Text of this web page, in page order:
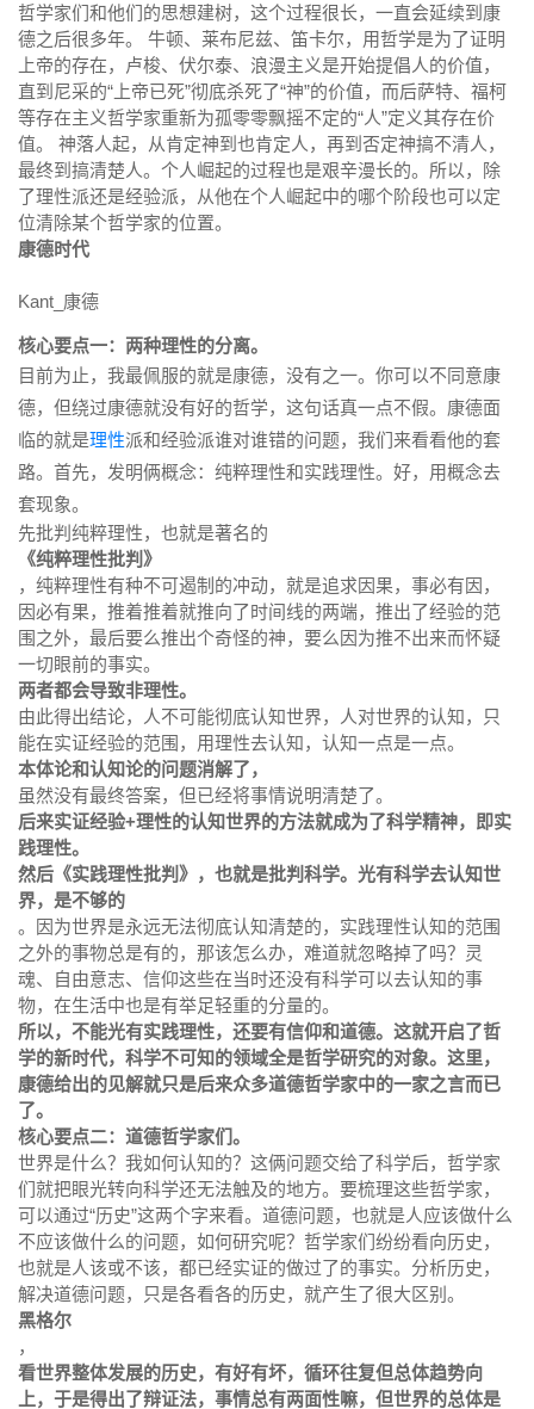
哲学家们和他们的思想建树，这个过程很长，一直会延续到康
德之后很多年。 牛顿、莱布尼兹、笛卡尔，用哲学是为了证明
上帝的存在，卢梭、伏尔泰、浪漫主义是开始提倡人的价值，
直到尼采的“上帝已死”彻底杀死了“神”的价值，而后萨特、福柯
等存在主义哲学家重新为孤零零飘摇不定的“人”定义其存在价
值。 神落人起，从肯定神到也肯定人，再到否定神搞不清人，
最终到搞清楚人。个人崛起的过程也是艰辛漫长的。所以，除
了理性派还是经验派，从他在个人崛起中的哪个阶段也可以定
位清除某个哲学家的位置。
康德时代
Kant_康德
核心要点一：两种理性的分离。
目前为止，我最佩服的就是康德，没有之一。你可以不同意康
德，但绕过康德就没有好的哲学，这句话真一点不假。康德面
临的就是理性派和经验派谁对谁错的问题，我们来看看他的套
路。首先，发明俩概念：纯粹理性和实践理性。好，用概念去
套现象。
先批判纯粹理性，也就是著名的
《纯粹理性批判》
，纯粹理性有种不可遏制的冲动，就是追求因果，事必有因，
因必有果，推着推着就推向了时间线的两端，推出了经验的范
围之外，最后要么推出个奇怪的神，要么因为推不出来而怀疑
一切眼前的事实。
两者都会导致非理性。
由此得出结论，人不可能彻底认知世界，人对世界的认知，只
能在实证经验的范围，用理性去认知，认知一点是一点。
本体论和认知论的问题消解了，
虽然没有最终答案，但已经将事情说明清楚了。
后来实证经验+理性的认知世界的方法就成为了科学精神，即实
践理性。
然后《实践理性批判》，也就是批判科学。光有科学去认知世
界，是不够的
。因为世界是永远无法彻底认知清楚的，实践理性认知的范围
之外的事物总是有的，那该怎么办，难道就忽略掉了吗？灵
魂、自由意志、信仰这些在当时还没有科学可以去认知的事
物，在生活中也是有举足轻重的分量的。
所以，不能光有实践理性，还要有信仰和道德。这就开启了哲
学的新时代，科学不可知的领域全是哲学研究的对象。这里，
康德给出的见解就只是后来众多道德哲学家中的一家之言而已
了。
核心要点二：道德哲学家们。
世界是什么？我如何认知的？这俩问题交给了科学后，哲学家
们就把眼光转向科学还无法触及的地方。要梳理这些哲学家，
可以通过“历史”这两个字来看。道德问题，也就是人应该做什么
不应该做什么的问题，如何研究呢？哲学家们纷纷看向历史，
也就是人该或不该，都已经实证的做过了的事实。分析历史，
解决道德问题，只是各看各的历史，就产生了很大区别。
黑格尔
，
看世界整体发展的历史，有好有坏，循环往复但总体趋势向
上，于是得出了辩证法，事情总有两面性嘛，但世界的总体是